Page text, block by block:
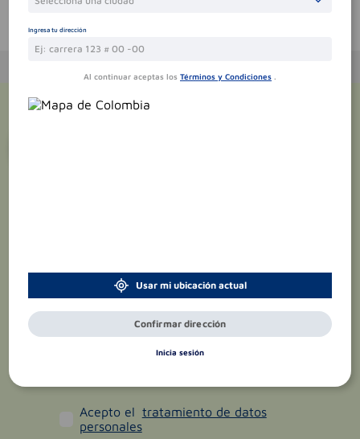
Te puede interesar
Acepto el tratamiento de datos
personales
Ingresa tu dirección
Al continuar aceptas los Términos y Condiciones .
Usar mi ubicación actual
Confirmar dirección
Inicia sesión